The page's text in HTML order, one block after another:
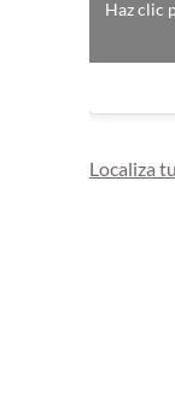
Haz clic
Localiza